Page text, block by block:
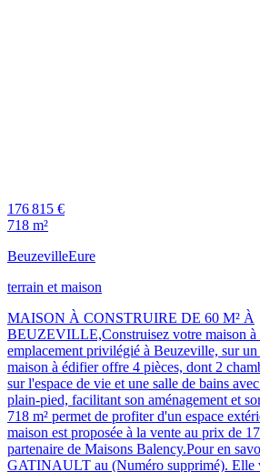
176 815 €
718 m²
BeuzevilleEure
terrain et maison
MAISON À CONSTRUIRE DE 60 M² À
BEUZEVILLE,Construisez votre maison à
emplacement privilégié à Beuzeville, sur un
maison à édifier offre 4 pièces, dont 2
sur l'espace de vie et une salle de bains
plain-pied, facilitant son aménagement et
718 m² permet de profiter d'un espace
maison est proposée à la vente au prix de
partenaire de Maisons Balency.Pour en
GATINAULT au (Numéro supprimé). Elle